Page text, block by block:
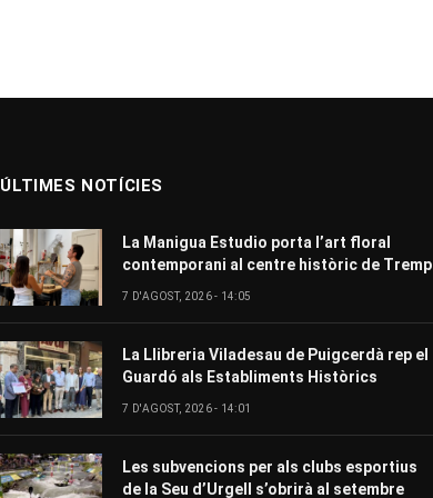
ÚLTIMES NOTÍCIES
La Manigua Estudio porta l’art floral
contemporani al centre històric de Tremp
7 D'AGOST, 2026 - 14:05
La Llibreria Viladesau de Puigcerdà rep el
Guardó als Establiments Històrics
7 D'AGOST, 2026 - 14:01
Les subvencions per als clubs esportius
de la Seu d’Urgell s’obrirà al setembre